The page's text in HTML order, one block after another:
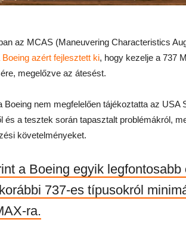
az MCAS (Maneuvering Characteristics
Boeing azért fejlesztett ki, hogy kezelje a 737
megelőzve az átesést.
Boeing nem megfelelően tájékoztatta az USA
és a tesztek során tapasztalt problémákról,
követelményeket.
a Boeing egyik
737-es típusokról
ra.